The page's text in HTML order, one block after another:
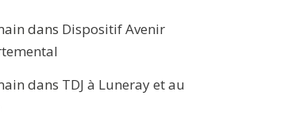
dans Dispositif Avenir
dans TDJ à Luneray et au